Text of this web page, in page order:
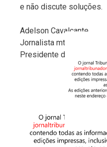
e não discute soluções.
Adelson Cavalcante
Jornalista mtb 56.011/sp
Presidente da ajop